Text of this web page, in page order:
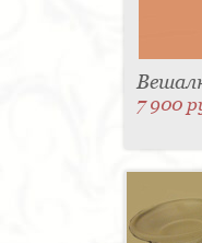
7 900